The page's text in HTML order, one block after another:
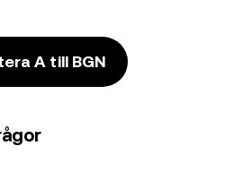
A till BGN